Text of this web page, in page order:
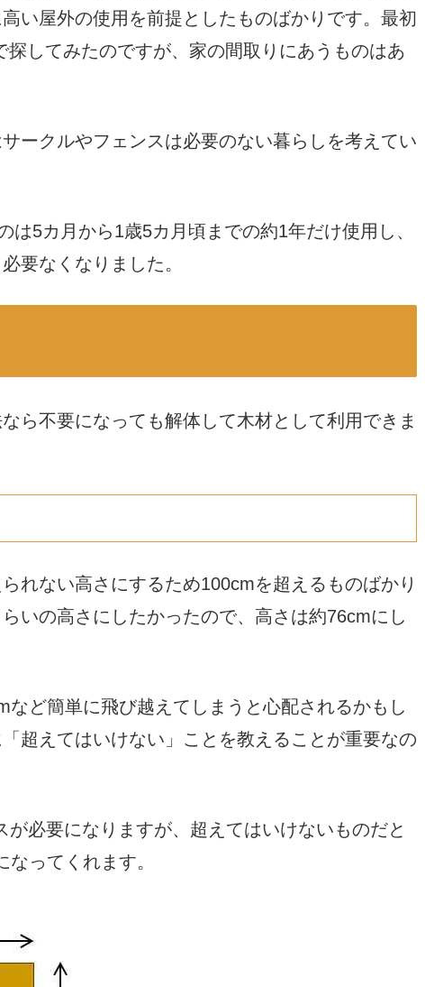
い屋外の使用を前提としたものばかりです。最初
してみたのですが、家の間取りにあうものはあ
ークルやフェンスは必要のない暮らしを考えてい
5カ月から1歳5カ月頃までの約1年だけ使用し、
要なくなりました。
ら不要になっても解体して木材として利用できま
れない高さにするため100cmを超えるものばかり
いの高さにしたかったので、高さは約76cmにし
ど簡単に飛び越えてしまうと心配されるかもし
超えてはいけない」ことを教えることが重要なの
必要になりますが、超えてはいけないものだと
ってくれます。